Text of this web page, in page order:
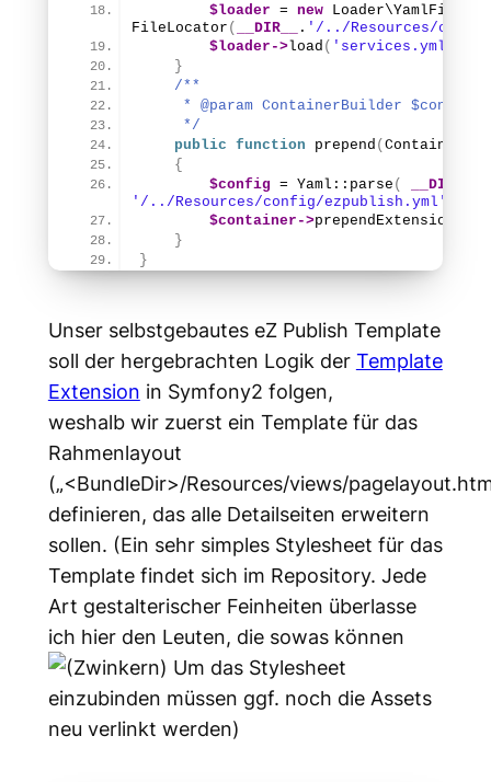
$loader = new
FileLocator ( __DIR__ . '/../Resources/
$loader ->load ( 'services.yml'
}
/**
* @param ContainerBuilder
     */
public function prepend (
{
$config = Yaml::parse ( __DIR__
'/../Resources/config/ezpublish.yml'
$container ->
}
}
Unser selbstgebautes eZ Publish Template
soll der hergebrachten Logik der Template
Extension in Symfony2 folgen,
weshalb wir zuerst ein Template für das
Rahmenlayout
(„<BundleDir>/Resources/views/
definieren, das alle Detailseiten erweitern
sollen. (Ein sehr simples Stylesheet für das
Template findet sich im Repository. Jede
Art gestalterischer Feinheiten überlasse
ich hier den Leuten, die sowas können
Um das Stylesheet
einzubinden müssen ggf. noch die Assets
neu verlinkt werden)